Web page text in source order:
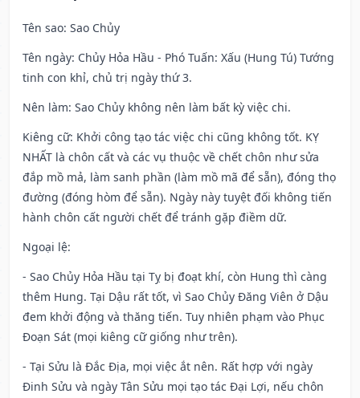
Tên sao: Sao Chủy
Tên ngày: Chủy Hỏa Hầu - Phó Tuấn: Xấu (Hung Tú) Tướng
tinh con khỉ, chủ trị ngày thứ 3.
Nên làm: Sao Chủy không nên làm bất kỳ việc chi.
Kiêng cữ: Khởi công tạo tác việc chi cũng không tốt. KỴ
NHẤT là chôn cất và các vụ thuộc về chết chôn như sửa
đắp mồ mả, làm sanh phần (làm mồ mã để sẵn), đóng thọ
đường (đóng hòm để sẵn). Ngày này tuyệt đối không tiến
hành chôn cất người chết để tránh gặp điềm dữ.
Ngoại lệ:
- Sao Chủy Hỏa Hầu tại Tỵ bị đoạt khí, còn Hung thì càng
thêm Hung. Tại Dậu rất tốt, vì Sao Chủy Đăng Viên ở Dậu
đem khởi động và thăng tiến. Tuy nhiên phạm vào Phục
Đoạn Sát (mọi kiêng cữ giống như trên).
- Tại Sửu là Đắc Địa, mọi việc ắt nên. Rất hợp với ngày
Đinh Sửu và ngày Tân Sửu mọi tạo tác Đại Lợi, nếu chôn